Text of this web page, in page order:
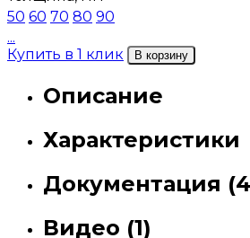
50 60 70 80 90
...
Купить в 1 клик
В корзину
Описание
Характеристики
Документация
Видео (1)